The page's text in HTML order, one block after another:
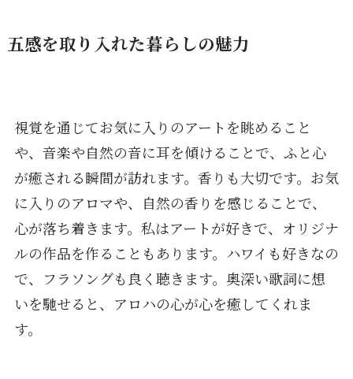
五感を取り入れた暮らしの魅力
視覚を通じてお気に入りのアートを眺めること
や、音楽や自然の音に耳を傾けることで、ふと心
が癒される瞬間が訪れます。香りも大切です。お気
に入りのアロマや、自然の香りを感じることで、
心が落ち着きます。私はアートが好きで、オリジナ
ルの作品を作ることもあります。ハワイも好きなの
で、フラソングも良く聴きます。奥深い歌詞に想
いを馳せると、アロハの心が心を癒してくれま
す。